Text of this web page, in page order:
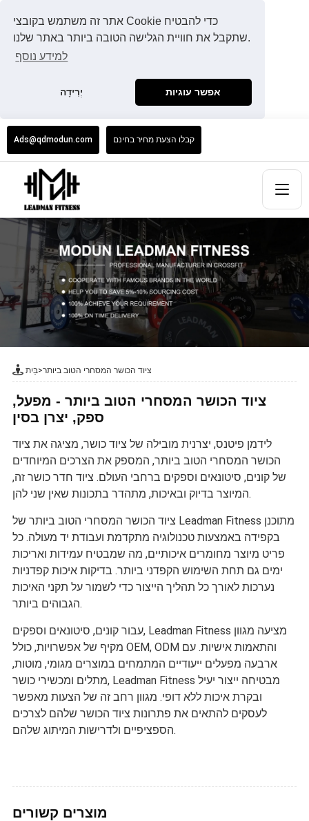
אתר זה משתמש בקובצי Cookie כדי להבטיח
שתקבל את חוויית הגלישה הטובה ביותר באתר שלנו.
למידע נוסף
יְרִידָה אפשר עוגיות
Ads@qdmodun.com קבלו הצעת מחיר בחינם
בַּיִת>ציוד הכושר המסחרי הטוב ביותר
ציוד הכושר המסחרי הטוב ביותר - מפעל,
ספק, יצרן בסין
לידמן פיטנס, יצרנית מובילה של ציוד כושר, מציגה את ציוד
הכושר המסחרי הטוב ביותר, המספק את הצרכים המיוחדים
של קונים, סיטונאים וספקים ברחבי העולם. ציוד חדר כושר זה,
המיוצר בדיוק ובאיכות, מתהדר בתכונות שאין שני להן.
ציוד הכושר המסחרי הטוב ביותר של Leadman Fitness מתוכנן
בקפידה באמצעות טכנולוגיה מתקדמת ועבודת יד מעולה. כל
פריט מיוצר מחומרים איכותיים, מה שמבטיח עמידות ואריכות
ימים גם תחת השימוש הקפדני ביותר. בדיקות איכות קפדניות
נערכות לאורך כל תהליך הייצור כדי לשמור על תקני האיכות
הגבוהים ביותר.
עבור קונים, סיטונאים וספקים, Leadman Fitness מציעה מגוון
מקיף של אפשרויות, כולל OEM, ODM והתאמות אישיות. עם
ארבעה מפעלים ייעודיים המתמחים במוצרים מגומי, מוטות,
מתלים ומכשירי כושר, Leadman Fitness מבטיחה ייצור יעיל
ובקרת איכות ללא דופי. מגוון רחב זה של הצעות מאפשר
לעסקים להתאים את פתרונות ציוד הכושר שלהם לצרכים
הספציפיים ולדרישות המיתוג שלהם.
מוצרים קשורים